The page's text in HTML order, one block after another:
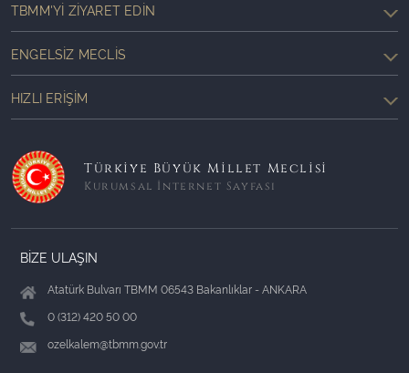
TBMM'YI ZIYARET EDIN
ENGELSIZ MECLIS
HIZLI ERIŞIM
Türkiye Büyük Millet Meclisi
Kurumsal İnternet Sayfası
BİZE ULAŞIN
Atatürk Bulvarı TBMM 06543 Bakanlıklar - ANKARA
0 (312) 420 50 00
ozelkalem@tbmm.gov.tr